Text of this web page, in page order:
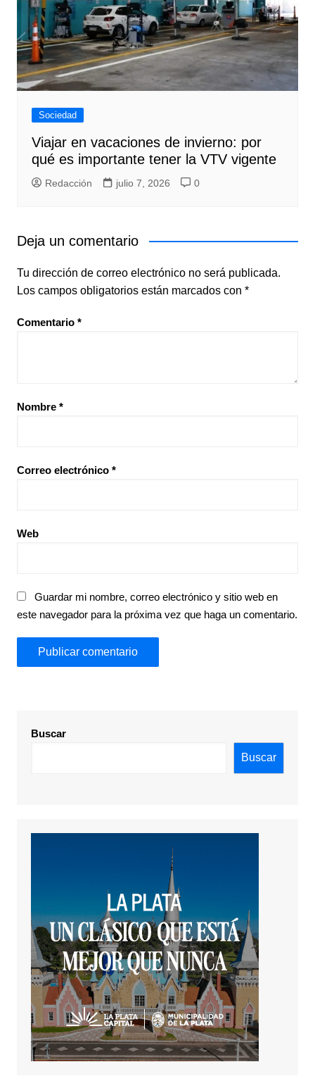
Sociedad
Viajar en vacaciones de invierno: por
qué es importante tener la VTV vigente
Redacción julio 7, 2026 0
Deja un comentario
Tu dirección de correo electrónico no será publicada.
Los campos obligatorios están marcados con *
Comentario *
Nombre *
Correo electrónico *
Web
Guardar mi nombre, correo electrónico y sitio web en
este navegador para la próxima vez que haga un comentario.
Buscar
Buscar